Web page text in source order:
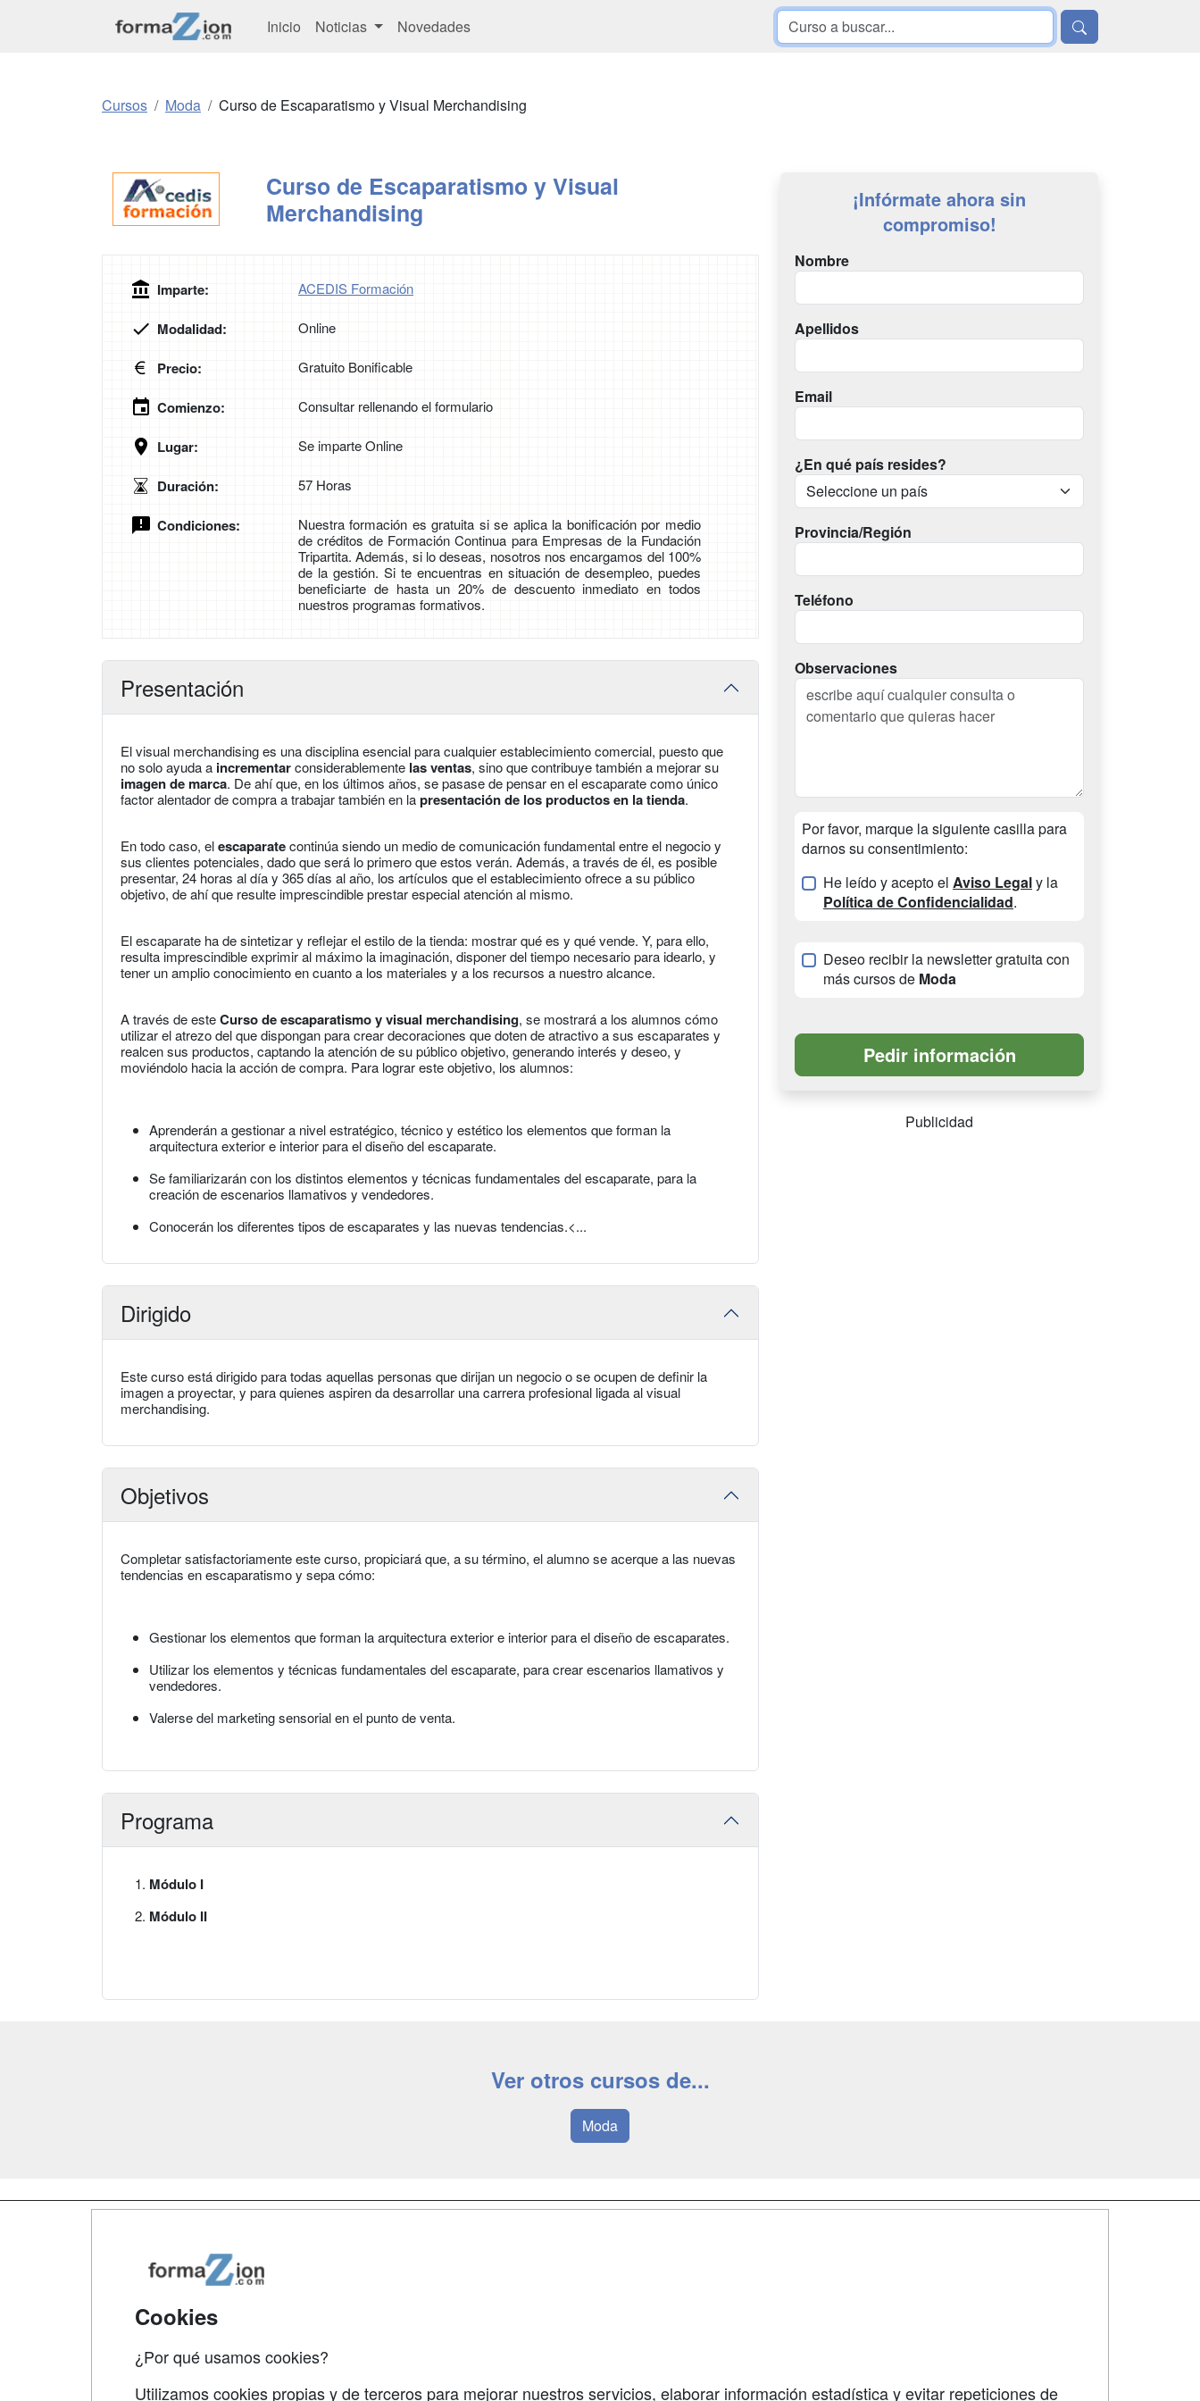
Inicio Noticias Novedades
Cursos Moda Curso de Escaparatismo y Visual Merchandising
Curso de Escaparatismo y Visual
Merchandising
Imparte: ACEDIS Formación
Modalidad: Online
Precio: Gratuito Bonificable
Comienzo: Consultar rellenando el formulario
Lugar: Se imparte Online
Duración: 57 Horas
Condiciones:
Nuestra formación es gratuita si se aplica la bonificación por medio
de créditos de Formación Continua para Empresas de la Fundación
Tripartita. Además, si lo deseas, nosotros nos encargamos del 100%
de la gestión. Si te encuentras en situación de desempleo, puedes
beneficiarte de hasta un 20% de descuento inmediato en todos
nuestros programas formativos.
Presentación
El visual merchandising es una disciplina esencial para cualquier establecimiento comercial, puesto que
no solo ayuda a incrementarconsiderablemente las ventas, sino que contribuye también a mejorar su
imagen de marca. De ahí que, en los últimos años, se pasase de pensar en el escaparate como único
factor alentador de compra a trabajar también en lapresentación de los productos en la tienda.
En todo caso, elescaparatecontinúa siendo un medio de comunicación fundamental entre el negocio y
sus clientes potenciales, dado que será lo primero que estos verán. Además, a través de él, es posible
presentar, 24 horas al día y 365 días al año, los artículos que el establecimiento ofrece a su público
objetivo, de ahí que resulte imprescindible prestar especial atención al mismo.
El escaparate ha de sintetizar y reflejar el estilo de la tienda: mostrar qué es y qué vende. Y, para ello,
resulta imprescindible exprimir al máximo la imaginación, disponer del tiempo necesario para idearlo, y
tener un amplio conocimiento en cuanto a los materiales y a los recursos a nuestro alcance.
A través de esteCurso de escaparatismo y visual merchandising, se mostrará a los alumnos cómo
utilizar el atrezo del que dispongan para crear decoraciones que doten de atractivo a sus escaparates y
realcen sus productos, captando la atención de su público objetivo, generando interés y deseo, y
moviéndolo hacia la acción de compra. Para lograr este objetivo, los alumnos:
Aprenderán a gestionar a nivel estratégico, técnico y estético los elementos que forman la
arquitectura exterior e interior para el diseño del escaparate.
Se familiarizarán con los distintos elementos y técnicas fundamentales del escaparate, para la
creación de escenarios llamativos y vendedores.
Conocerán los diferentes tipos de escaparates y las nuevas tendencias.<...
Dirigido
Este curso está dirigido para todas aquellas personas que dirijan un negocio o se ocupen de definir la
imagen a proyectar, y para quienes aspiren da desarrollar una carrera profesional ligada al visual
merchandising.
Objetivos
Completar satisfactoriamente este curso, propiciará que, a su término, el alumno se acerque a las nuevas
tendencias en escaparatismo y sepa cómo:
Gestionar los elementos que forman la arquitectura exterior e interior para el diseño de escaparates.
Utilizar los elementos y técnicas fundamentales del escaparate, para crear escenarios llamativos y
vendedores.
Valerse del marketing sensorial en el punto de venta.
Programa
Módulo I
Módulo II
¡Infórmate ahora sin
compromiso!
Nombre
Apellidos
Email
¿En qué país resides?
Provincia/Región
Teléfono
Observaciones
Por favor, marque la siguiente casilla para
darnos su consentimiento:
He leído y acepto el Aviso Legaly la
Política de Confidencialidad.
Deseo recibir la newsletter gratuita con
más cursos de Moda
Publicidad
Ver otros cursos de...
Moda
Cookies
¿Por qué usamos cookies?
Utilizamos cookies propias y de terceros para mejorar nuestros servicios, elaborar información estadística y evitar repeticiones de